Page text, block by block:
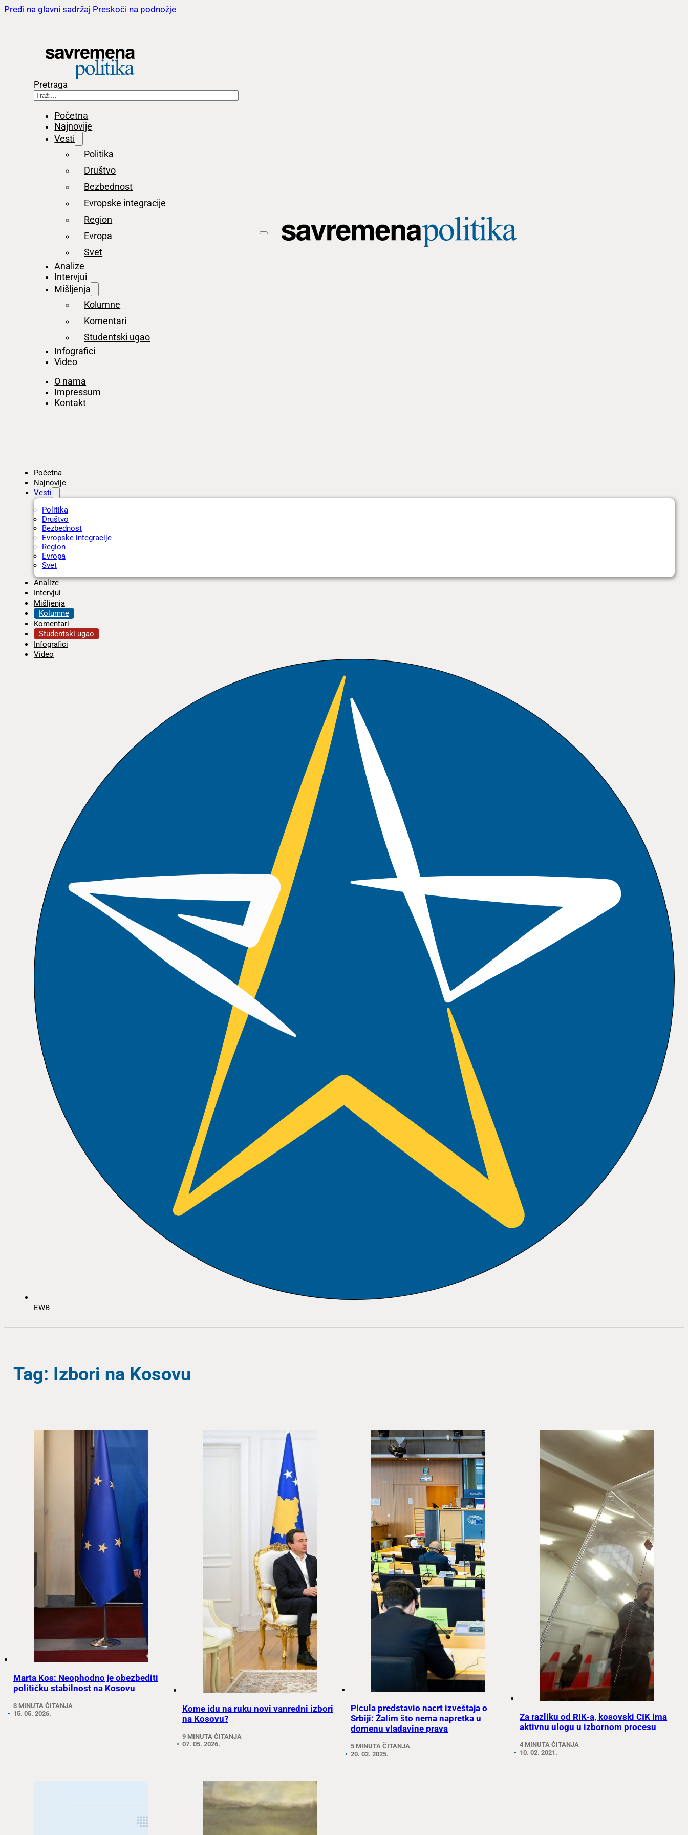
Pređi na glavni sadržaj Preskoči na podnožje
Pretraga
Početna
Najnovije
Vesti
Politika
Društvo
Bezbednost
Evropske integracije
Region
Evropa
Svet
Analize
Intervjui
Mišljenja
Kolumne
Komentari
Studentski ugao
Infografici
Video
O nama
Impressum
Kontakt
Početna
Najnovije
Vesti
Politika
Društvo
Bezbednost
Evropske integracije
Region
Evropa
Svet
Analize
Intervjui
Mišljenja
Kolumne
Komentari
Studentski ugao
Infografici
Video
EWB
Tag: Izbori na Kosovu
Marta Kos: Neophodno je obezbediti
političku stabilnost na Kosovu
3 MINUTA ČITANJA
15. 05. 2026.
Kome idu na ruku novi vanredni izbori
na Kosovu?
9 MINUTA ČITANJA
07. 05. 2026.
Picula predstavio nacrt izveštaja o
Srbiji: Žalim što nema napretka u
domenu vladavine prava
5 MINUTA ČITANJA
20. 02. 2025.
Za razliku od RIK-a, kosovski CIK ima
aktivnu ulogu u izbornom procesu
4 MINUTA ČITANJA
10. 02. 2021.